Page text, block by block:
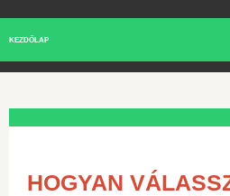
KEZDŐLAP
HOGYAN